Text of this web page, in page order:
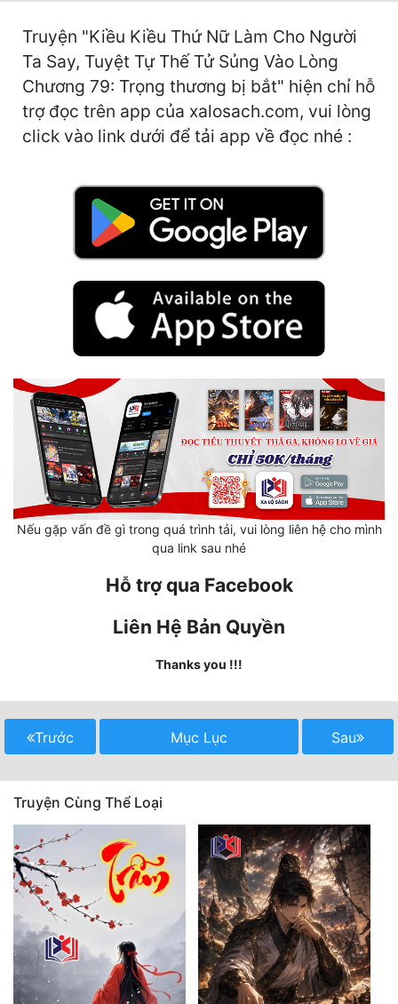
Kiếm Hiệp
Kỳ Huyễn
Linh Dị
Ngược
Nữ Cường
Nữ Phụ
Phong Thủy - Tâm Linh
Phương Tây
Sắc
Sủng
Tiên Hiệp
Tiểu Thuyết
Trinh Thám
Triều Đấu
Trùng Sinh
Trọng Sinh
Truyện "Kiều Kiều Thứ Nữ Làm Cho Người
Ta Say, Tuyệt Tự Thế Tử Sủng Vào Lòng
Chương 79: Trọng thương bị bắt" hiện chỉ hỗ
trợ đọc trên app của xalosach.com, vui lòng
click vào link dưới để tải app về đọc nhé :
Nếu gặp vấn đề gì trong quá trình tải, vui lòng liên hệ cho mình
qua link sau nhé
Hỗ trợ qua Facebook
Liên Hệ Bản Quyền
Thanks you !!!
Trước Mục Lục Sau
Truyện Cùng Thể Loại